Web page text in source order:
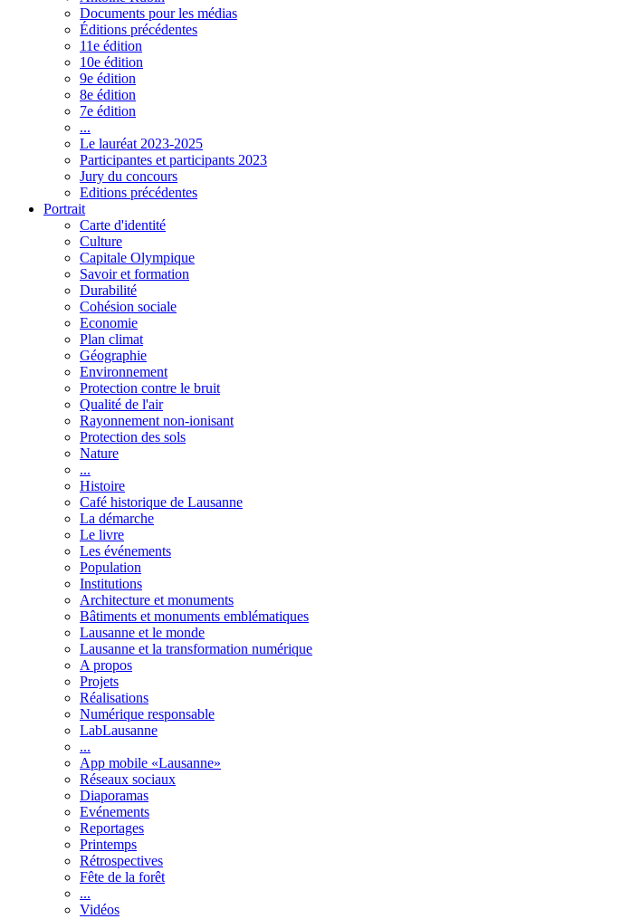
Documents pour les médias
Éditions précédentes
11e édition
10e édition
9e édition
8e édition
7e édition
...
Le lauréat 2023-2025
Participantes et participants 2023
Jury du concours
Editions précédentes
Portrait
Carte d'identité
Culture
Capitale Olympique
Savoir et formation
Durabilité
Cohésion sociale
Economie
Plan climat
Géographie
Environnement
Protection contre le bruit
Qualité de l'air
Rayonnement non-ionisant
Protection des sols
Nature
...
Histoire
Café historique de Lausanne
La démarche
Le livre
Les événements
Population
Institutions
Architecture et monuments
Bâtiments et monuments emblématiques
Lausanne et le monde
Lausanne et la transformation numérique
A propos
Projets
Réalisations
Numérique responsable
LabLausanne
...
App mobile «Lausanne»
Réseaux sociaux
Diaporamas
Evénements
Reportages
Printemps
Rétrospectives
Fête de la forêt
...
Vidéos